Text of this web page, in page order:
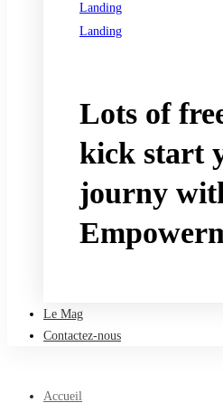
Landing
Landing
Lots of
kick start
journy
Le Mag
Contactez-nous
Accueil